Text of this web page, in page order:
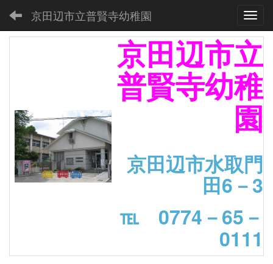
京田辺市立普賢寺幼稚園
京田辺市立
普賢寺幼稚
園
京田辺市水取門
田6－3
℡ 0774－65－
0111